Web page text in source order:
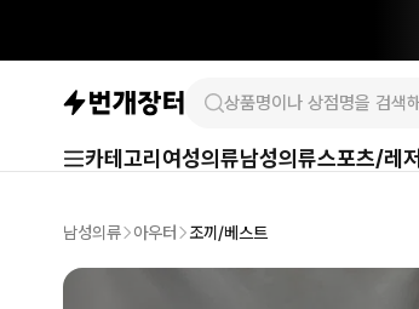
카테고리 여성의류남성의류스포츠/레저
남성의류 아우터 조끼/베스트